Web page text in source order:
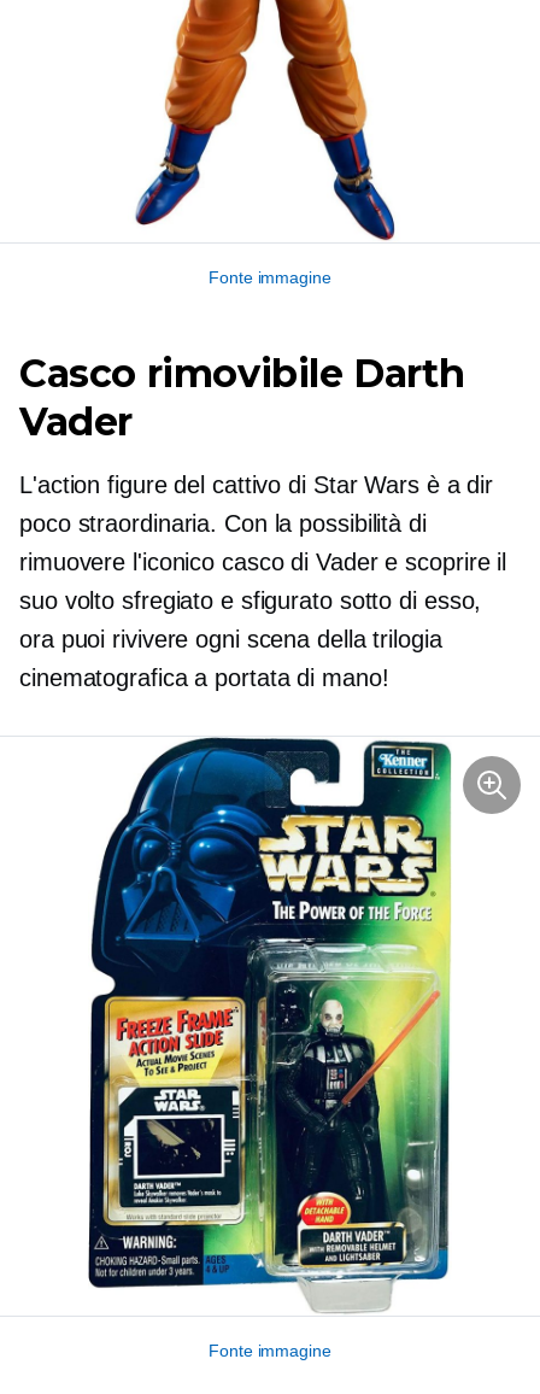
Fonte immagine
Casco rimovibile Darth
Vader
L'action figure del cattivo di Star Wars è a dir
poco straordinaria. Con la possibilità di
rimuovere l'iconico casco di Vader e scoprire il
suo volto sfregiato e sfigurato sotto di esso,
ora puoi rivivere ogni scena della trilogia
cinematografica a portata di mano!
Fonte immagine